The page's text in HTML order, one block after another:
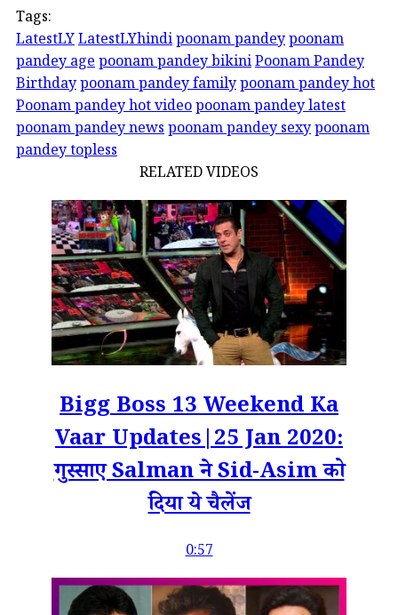
Tags:
LatestLYLatestLYhindipoonam pandeypoonam
pandey agepoonam pandey bikiniPoonam Pandey
Birthdaypoonam pandey familypoonam pandey hot
Poonam pandey hot videopoonam pandey latest
poonam pandey newspoonam pandey sexypoonam
pandey topless
RELATED VIDEOS
Bigg Boss 13 Weekend Ka
Vaar Updates|25 Jan 2020:
गुस्साए Salman ने Sid-Asim को
दिया ये चैलेंज
0:57